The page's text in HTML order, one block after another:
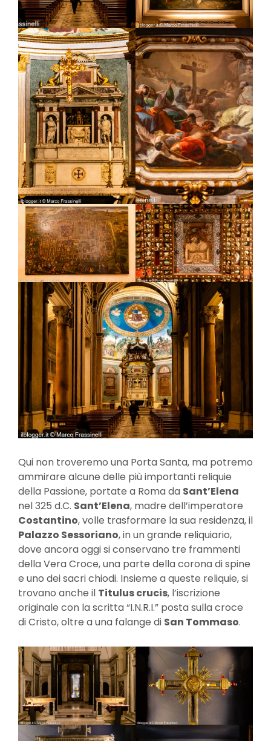
Qui non troveremo una Porta Santa, ma potremo
ammirare alcune delle più importanti reliquie
della Passione, portate a Roma da Sant’Elena
nel 325 d.C. Sant’Elena, madre dell’imperatore
Costantino, volle trasformare la sua residenza, il
Palazzo Sessoriano, in un grande reliquiario,
dove ancora oggi si conservano tre frammenti
della Vera Croce, una parte della corona di spine
e uno dei sacri chiodi. Insieme a queste reliquie, si
trovano anche il Titulus crucis, l’iscrizione
originale con la scritta “I.N.R.I.” posta sulla croce
di Cristo, oltre a una falange di San Tommaso.